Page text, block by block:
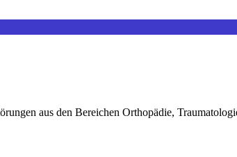
aus den Bereichen Orthopädie,